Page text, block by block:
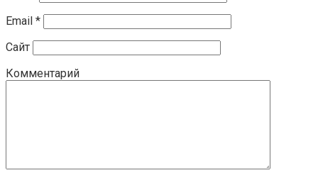
Email *
Сайт
Комментарий